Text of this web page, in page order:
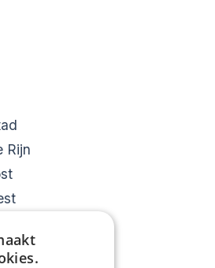
Rijn